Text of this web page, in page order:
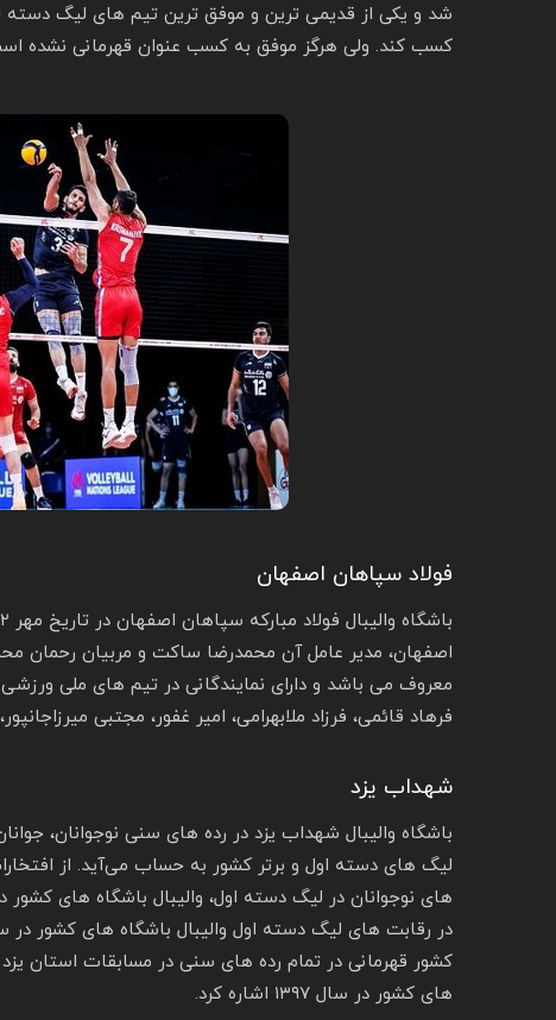
شد و یکی از قدیمی ترین و موفق ترین تیم های لیگ دسته
کسب کند. ولی هرگز موفق به کسب عنوان قهرمانی نشده است و پس از ۲۷ سال سابقه از کرج
فولاد سپاهان اصفهان
اصفهان، مدیر عامل آن محمدرضا ساکت و مربیان رحمان
معروف می باشد و دارای نمایندگانی در تیم‌ های ملی
فرهاد قائمی، فرزاد ملابهرامی، امیر غفور، مجتبی
شهداب یزد
باشگاه والیبال شهداب یزد در رده های سنی نوجوانان،
لیگ ‌های دسته اول و برتر کشور به حساب می‌آید. از
کشور قهرمانی در تمام رده های سنی در مسابقات استان
های کشور در سال ۱۳۹۷ اشاره کرد.